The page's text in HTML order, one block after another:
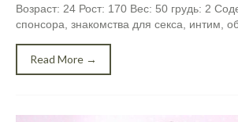
Возраст: 24 Рост: 170 Вес: 50 грудь: 2
спонсора, знакомства для секса, интим,
Read More →